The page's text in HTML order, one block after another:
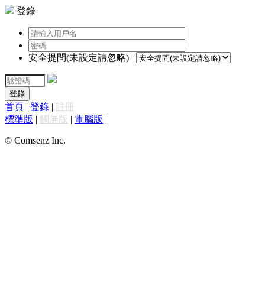
登錄
安全提問(未設定請忽略)
登錄
首頁 | 登錄 | 註冊
標準版 | 觸屏版 | 電腦版 |
© Comsenz Inc.